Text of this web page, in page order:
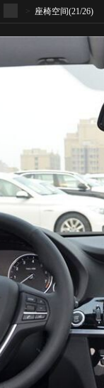
> 座椅空间(21/26)